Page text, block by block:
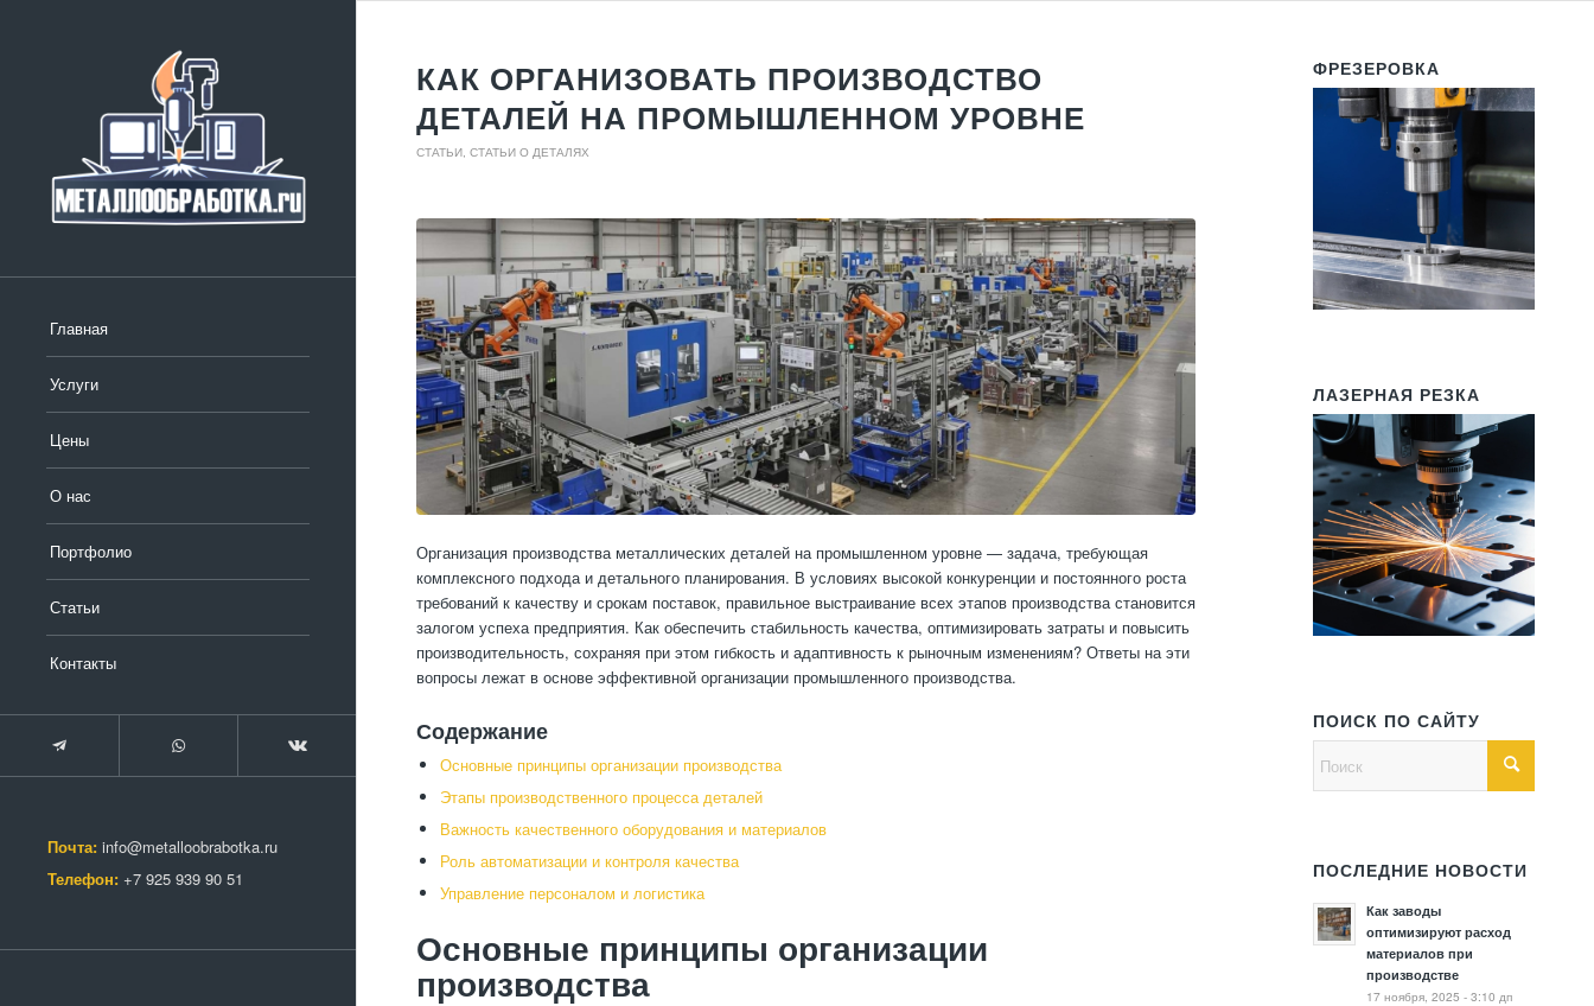
Главная
Услуги
Цены
О нас
Портфолио
Статьи
Контакты
Почта: info@metalloobrabotka.ru
Телефон: +7 925 939 90 51
КАК ОРГАНИЗОВАТЬ ПРОИЗВОДСТВО
ДЕТАЛЕЙ НА ПРОМЫШЛЕННОМ УРОВНЕ
СТАТЬИ СТАТЬИ О ДЕТАЛЯХ
Организация производства металлических деталей на промышленном уровне — задача, требующая
комплексного подхода и детального планирования. В условиях высокой конкуренции и постоянного роста
требований к качеству и срокам поставок, правильное выстраивание всех этапов производства становится
залогом успеха предприятия. Как обеспечить стабильность качества, оптимизировать затраты и повысить
производительность, сохраняя при этом гибкость и адаптивность к рыночным изменениям? Ответы на эти
вопросы лежат в основе эффективной организации промышленного производства.
Содержание
Основные принципы организации производства
Этапы производственного процесса деталей
Важность качественного оборудования и материалов
Роль автоматизации и контроля качества
Управление персоналом и логистика
Основные принципы организации
производства
ФРЕЗЕРОВКА
ЛАЗЕРНАЯ РЕЗКА
ПОИСК ПО САЙТУ
ПОСЛЕДНИЕ НОВОСТИ
Как заводы
оптимизируют расход
материалов при
производстве
17 ноября, 2025 - 3:10 дп